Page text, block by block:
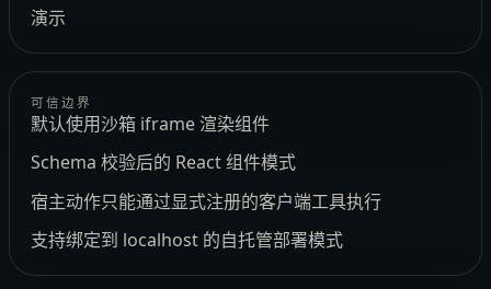
演示
可信边界
默认使用沙箱 iframe 渲染组件
Schema 校验后的 React 组件模式
宿主动作只能通过显式注册的客户端工具执行
支持绑定到 localhost 的自托管部署模式